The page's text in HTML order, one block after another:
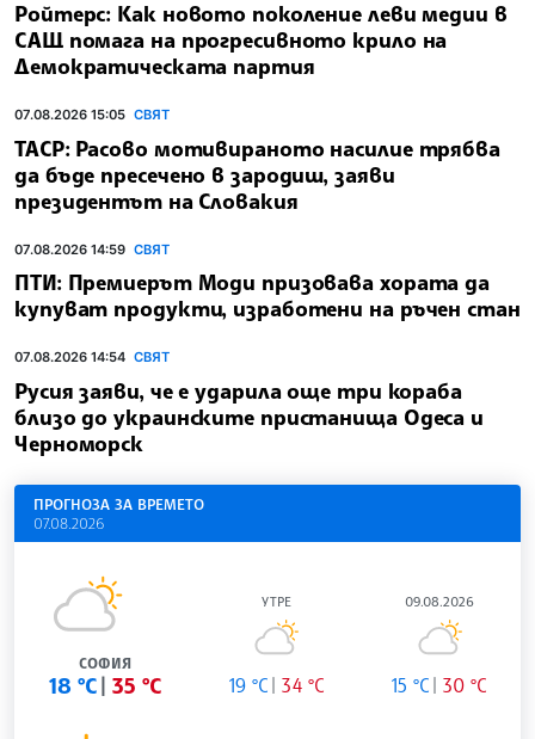
Ройтерс: Как новото поколение леви медии в
САЩ помага на прогресивното крило на
Демократическата партия
07.08.2026 15:05 СВЯТ
ТАСР: Расово мотивираното насилие трябва
да бъде пресечено в зародиш, заяви
президентът на Словакия
07.08.2026 14:59 СВЯТ
ПТИ: Премиерът Моди призовава хората да
купуват продукти, изработени на ръчен стан
07.08.2026 14:54 СВЯТ
Русия заяви, че е ударила още три кораба
близо до украинските пристанища Одеса и
Черноморск
ПРОГНОЗА ЗА ВРЕМЕТО
07.08.2026
СОФИЯ
18 °C 35 °C
УТРЕ
19 °C 34 °C
09.08.2026
15 °C 30 °C